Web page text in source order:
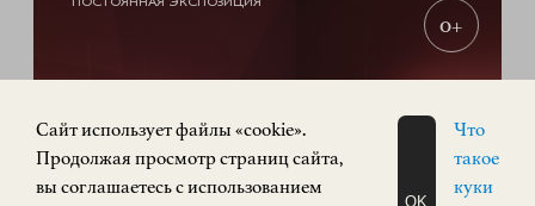
ПОСТОЯННАЯ ЭКСПОЗИЦИЯ
0+
Cайт использует файлы «cookie».
Продолжая просмотр страниц сайта,
вы соглашаетесь с использованием
OK
Что
такое
куки